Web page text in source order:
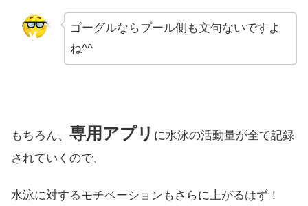
ゴーグルならプール側も文句ないですよ
ね^^
もちろん、 専用アプリ に水泳の活動量が全て記録
されていくので、
水泳に対するモチベーションもさらに上がるはず！